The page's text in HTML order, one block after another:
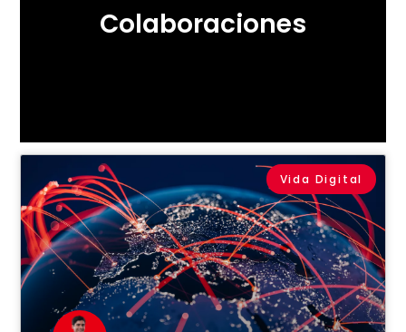
Colaboraciones
Vida Digital